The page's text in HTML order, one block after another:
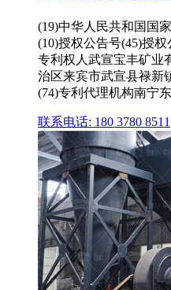
(19)中华人民共和国国
(10)授权公告号(45)授
专利权人武宣宝丰矿业
治区来宾市武宣县禄新
(74)专利代理机构南宁
联系电话: 180 3780 8511